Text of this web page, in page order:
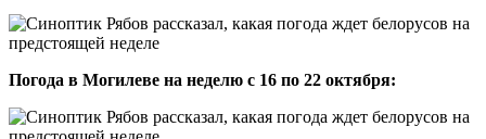
Погода в Могилеве на неделю с 16 по 22 октября: